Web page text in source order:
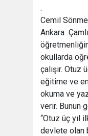
.
Cemil
Ankara
okullarda
çalışır. Otuz
eğitime ve
okuma ve
verir. Bunun
“Otuz üç yıl
devlete olan